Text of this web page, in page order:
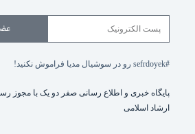
#sefrdoyek رو در سوشیال مدیا فراموش نکنید!
پایگاه خبری و اطلاع رسانی صفر دو یک با مجوز
ارشاد اسلامی